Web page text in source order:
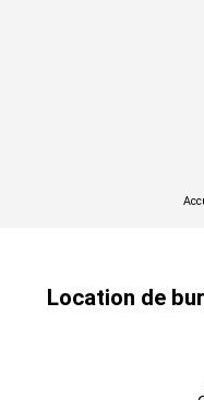
Location de